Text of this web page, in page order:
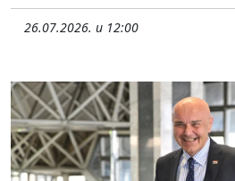
26.07.2026. u 12:00